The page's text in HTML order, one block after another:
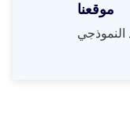
موقعنا